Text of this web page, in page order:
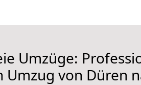
Umzüge:
von Düren